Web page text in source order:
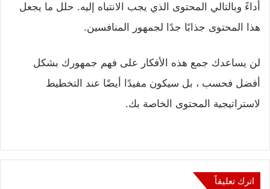
أداءً وبالتالي المحتوى الذي يجب الانتباه إليه. حلل ما يجعل
هذا المحتوى جذابًا جدًا لجمهور المنافسين.
لن يساعدك جمع هذه الأفكار على فهم جمهورك بشكل
أفضل فحسب ، بل سيكون مفيدًا أيضًا عند التخطيط
لاستراتيجية المحتوى الخاصة بك.
اترك تعليقاً